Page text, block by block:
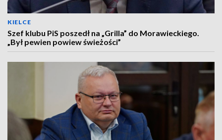
KIELCE
Szef klubu PiS poszedł na „Grilla” do Morawieckiego.
„Był pewien powiew świeżości”